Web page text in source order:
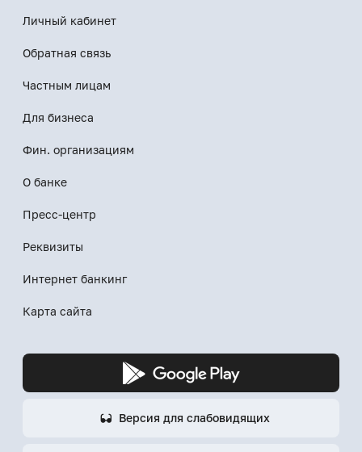
Личный кабинет
Обратная связь
Частным лицам
Для бизнеса
Фин. организациям
О банке
Пресс-центр
Реквизиты
Интернет банкинг
Карта сайта
Версия для слабовидящих